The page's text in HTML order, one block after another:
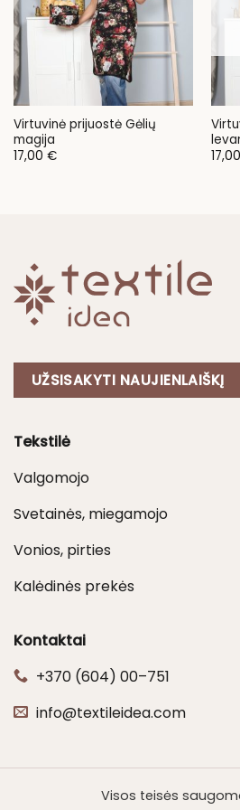
Virtuvinė prijuostė Gėlių
magija
17,00 €
17,00
UŽSISAKYTI NAUJIENLAIŠKĮ
Tekstilė
Valgomojo
Svetainės, miegamojo
Vonios, pirties
Kalėdinės prekės
Kontaktai
+370 (604) 00–751
info@textileidea.com
Visos teisės